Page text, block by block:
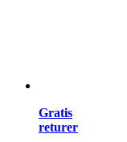
Gratis
returer